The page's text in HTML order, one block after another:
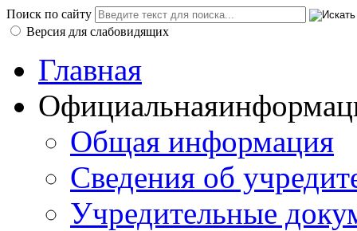
Поиск по сайту
Версия для слабовидящих
Главная
Официальная
Общая информация
Сведения об
Учредительные